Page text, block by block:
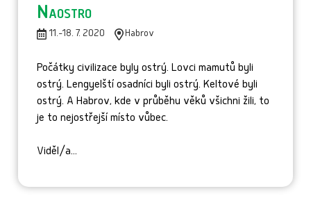
Naostro
11.-18. 7. 2020 Habrov
Počátky civilizace byly ostrý. Lovci mamutů byli
ostrý. Lengyelští osadníci byli ostrý. Keltové byli
ostrý. A Habrov, kde v průběhu věků všichni žili, to
je to nejostřejší místo vůbec.
Viděl/a...